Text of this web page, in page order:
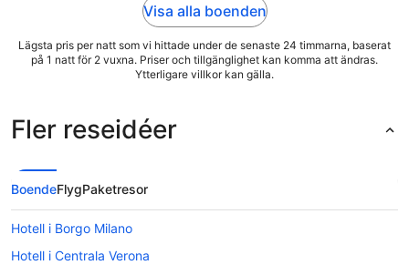
Visa alla boenden
Lägsta pris per natt som vi hittade under de senaste 24 timmarna, baserat
på 1 natt för 2 vuxna. Priser och tillgänglighet kan komma att ändras.
Ytterligare villkor kan gälla.
Fler reseidéer
BoendeFlygPaketresor
Hotell i Borgo Milano
Hotell i Centrala Verona